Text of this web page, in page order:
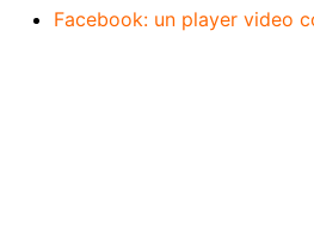
Facebook: un player video